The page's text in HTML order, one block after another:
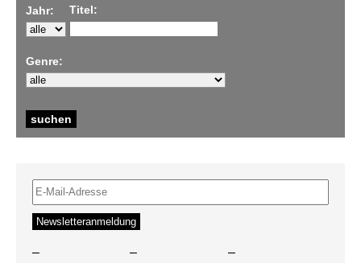
Jahr: Titel:
Genre:
– – –